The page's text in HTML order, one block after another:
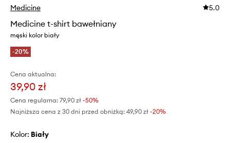
Medicine 5.0
Medicine t-shirt bawełniany
męski kolor biały
-20%
Cena aktualna:
39,90 zł
Cena regularna: 79,90 zł -50%
Najniższa cena z 30 dni przed obniżką: 49,90 zł -20%
Kolor: biały